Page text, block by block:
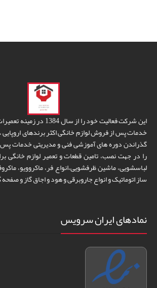
این شرکت فعالیت خود را از
خدمات پس از فروش لوازم خانگی اکثر برندهای اروپایی
گذراندن دوره های آموزشی فنی و مدیریتی خدمات
را در جهت نصب، تامین قطعات و تعمیر لوازم خانگی
لباسشویی، ماشین ظرفشویی،انواع فر، ماکروویو،
ساز اتوماتیک و انواع جاروبرقی و هود و اجاق گاز و صفحه
نمادهای ایران سرویس